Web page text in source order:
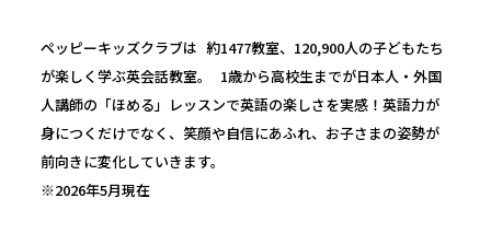
ペッピーキッズクラブは 約1477教室、120,900人の子どもたち
が楽しく学ぶ英会話教室。 1歳から高校生までが日本人・外国
人講師の「ほめる」レッスンで英語の楽しさを実感！英語力が
身につくだけでなく、笑顔や自信にあふれ、お子さまの姿勢が
前向きに変化していきます。
※2026年5月現在